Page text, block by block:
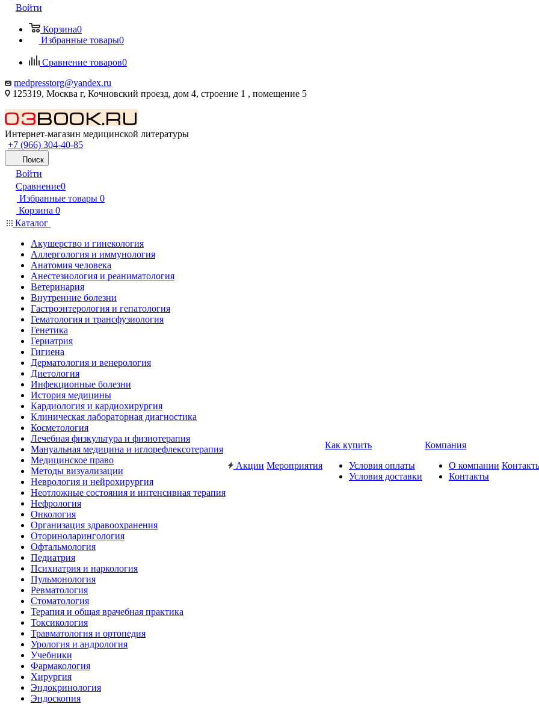
Войти
Корзина0
Избранные товары0
Сравнение товаров0
medpresstorg@yandex.ru
125319, Москва г, Кочновский проезд, дом 4, строение 1 , помещение 5
Интернет-магазин медицинской литературы
+7 (966) 304-40-85
Поиск
Войти
Сравнение0
Избранные товары 0
Корзина 0
Каталог
Акушерство и гинекология
Аллергология и иммунология
Анатомия человека
Анестезиология и реаниматология
Ветеринария
Внутренние болезни
Гастроэнтерология и гепатология
Гематология и трансфузиология
Генетика
Гериатрия
Гигиена
Дерматология и венерология
Диетология
Инфекционные болезни
История медицины
Кардиология и кардиохирургия
Клиническая лабораторная диагностика
Косметология
Лечебная физкультура и физиотерапия
Мануальная медицина и иглорефлексотерапия
Медицинское право
Методы визуализации
Неврология и нейрохирургия
Неотложные состояния и интенсивная терапия
Нефрология
Онкология
Организация здравоохранения
Оториноларингология
Офтальмология
Педиатрия
Психиатрия и наркология
Пульмонология
Ревматология
Стоматология
Терапия и общая врачебная практика
Токсикология
Травматология и ортопедия
Урология и андрология
Учебники
Фармакология
Хирургия
Эндокринология
Эндоскопия
Акции Мероприятия
Как купить
Условия оплаты
Условия доставки
Компания
О компании
Контакты